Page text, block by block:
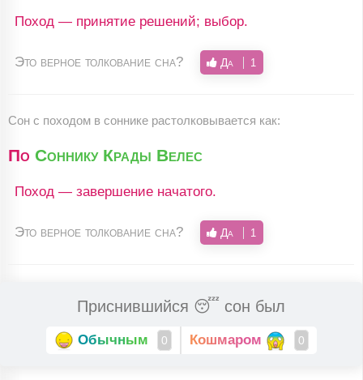
Поход — принятие решений; выбор.
Это верное толкование сна? Да 1
Сон c походом в соннике растолковывается как:
По Соннику Крады Велес
Поход — завершение начатого.
Это верное толкование сна? Да 1
Приснившийся 😴 сон был
Обычным 0 Кошмаром 0